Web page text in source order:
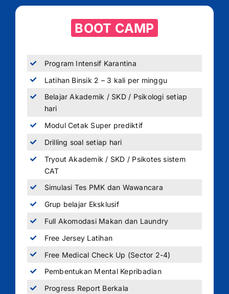
BOOT CAMP
Program Intensif Karantina
Latihan Binsik 2 – 3 kali per minggu
Belajar Akademik / SKD / Psikologi setiap
hari
Modul Cetak Super prediktif
Drilling soal setiap hari
Tryout Akademik / SKD / Psikotes sistem
CAT
Simulasi Tes PMK dan Wawancara
Grup belajar Eksklusif
Full Akomodasi Makan dan Laundry
Free Jersey Latihan
Free Medical Check Up (Sector 2-4)
Pembentukan Mental Kepribadian
Progress Report Berkala